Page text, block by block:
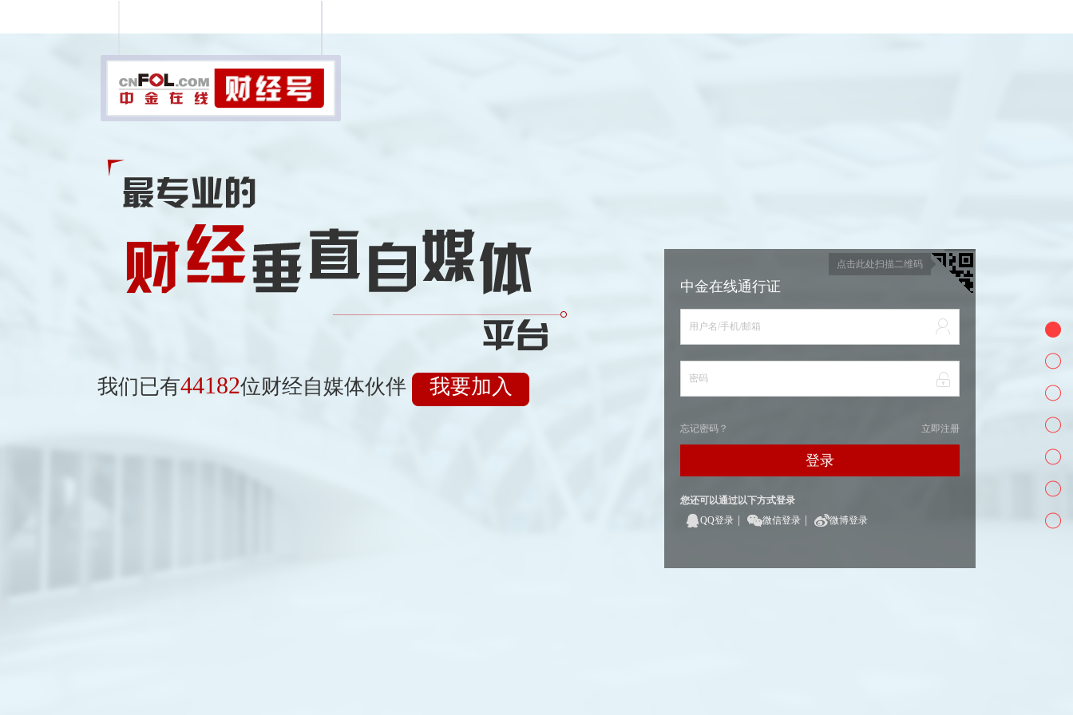
我们已有44182位财经自媒体伙伴 我要加入
点击此处扫描二维码
中金在线通行证
用户名/手机/邮箱
密码
立即注册
忘记密码？
登录
您还可以通过以下方式登录
QQ登录
微信登录 微博登录